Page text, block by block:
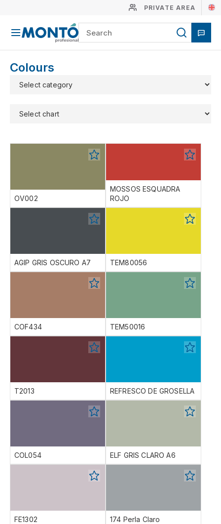
PRIVATE AREA
Colours
OV002
MOSSOS ESQUADRA
ROJO
AGIP GRIS OSCURO A7 TEM80056
COF434 TEM50016
T2013 REFRESCO DE GROSELLA
COL054 ELF GRIS CLARO A6
FE1302 174 Perla Claro